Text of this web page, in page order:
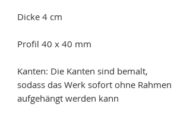
Dicke 4 cm
Profil 40 x 40 mm
Kanten: Die Kanten sind bemalt,
sodass das Werk sofort ohne Rahmen
aufgehängt werden kann